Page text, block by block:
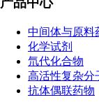
中间体与原料
化学试剂
氘代化合物
高活性复杂分
抗体偶联药物